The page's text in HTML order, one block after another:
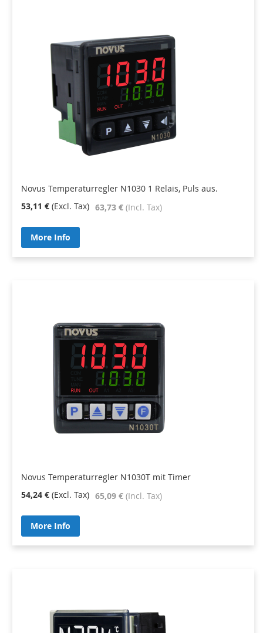
Novus Temperaturregler N1030 1 Relais, Puls aus.
63,73 €
53,11 €
More Info
Novus Temperaturregler N1030T mit Timer
65,09 €
54,24 €
More Info